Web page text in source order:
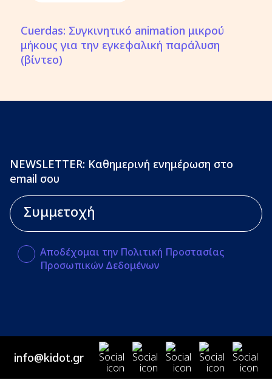
Cuerdas: Συγκινητικό animation μικρού
μήκους για την εγκεφαλική παράλυση
(βίντεο)
NEWSLETTER: Καθημερινή ενημέρωση στο
email σου
Αποδέχομαι την Πολιτική Προστασίας
Προσωπικών Δεδομένων
info@kidot.gr